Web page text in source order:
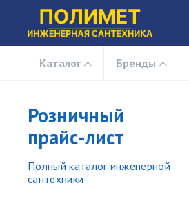
Каталог Бренды
Розничный
прайс-лист
Полный каталог инженерной
сантехники